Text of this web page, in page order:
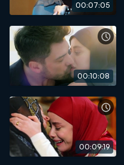
00:07:05
00:10:08
00:09:19